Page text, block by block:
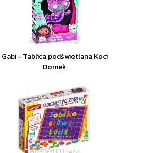
Gabi - Tablica podświetlana Koci
Domek